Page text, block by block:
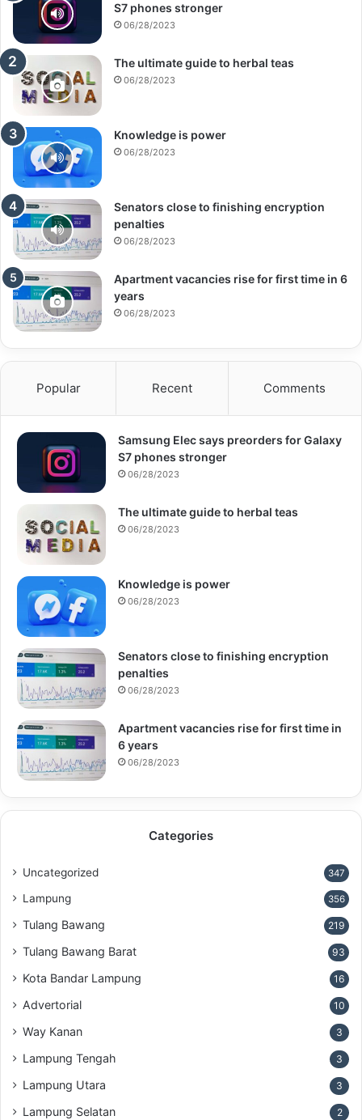
S7 phones stronger
06/28/2023
The ultimate guide to herbal teas
06/28/2023
Knowledge is power
06/28/2023
Senators close to finishing encryption
penalties
06/28/2023
Apartment vacancies rise for first time in 6
years
06/28/2023
Popular Recent Comments
Samsung Elec says preorders for Galaxy
S7 phones stronger
06/28/2023
The ultimate guide to herbal teas
06/28/2023
Knowledge is power
06/28/2023
Senators close to finishing encryption
penalties
06/28/2023
Apartment vacancies rise for first time in
6 years
06/28/2023
Categories
Uncategorized 347
Lampung 356
Tulang Bawang 219
Tulang Bawang Barat 93
Kota Bandar Lampung 16
Advertorial 10
Way Kanan 3
Lampung Tengah 3
Lampung Utara 3
Lampung Selatan 2